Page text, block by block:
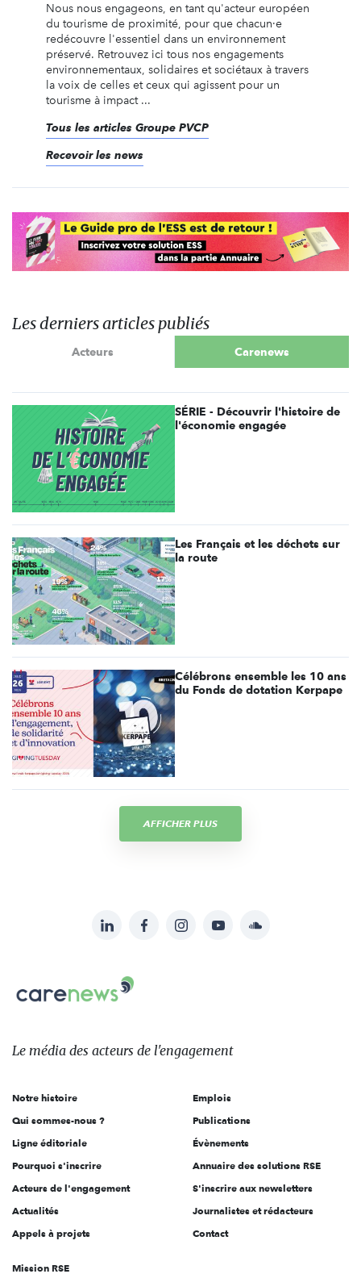
Nous nous engageons, en tant qu'acteur européen
du tourisme de proximité, pour que chacun·e
redécouvre l'essentiel dans un environnement
préservé. Retrouvez ici tous nos engagements
environnementaux, solidaires et sociétaux à travers
la voix de celles et ceux qui agissent pour un
tourisme à impact ...
Tous les articles Groupe PVCP
Recevoir les news
Les derniers articles publiés
Acteurs Carenews
SÉRIE - Découvrir l'histoire de
l'économie engagée
Les Français et les déchets sur
la route
Célébrons ensemble les 10 ans
du Fonds de dotation Kerpape
AFFICHER PLUS
sur:
LinkedInFacebookInstagramYouTubeSoundcloud
Le
des
l'engagement
Le média des acteurs de l'engagement
Notre histoire
Qui sommes-nous ?
Ligne éditoriale
Pourquoi s'inscrire
Acteurs de l'engagement
Actualités
Appels à projets
Emplois
Publications
Évènements
Annuaire des solutions RSE
S'inscrire aux newsletters
Journalistes et rédacteurs
Contact
Mission RSE